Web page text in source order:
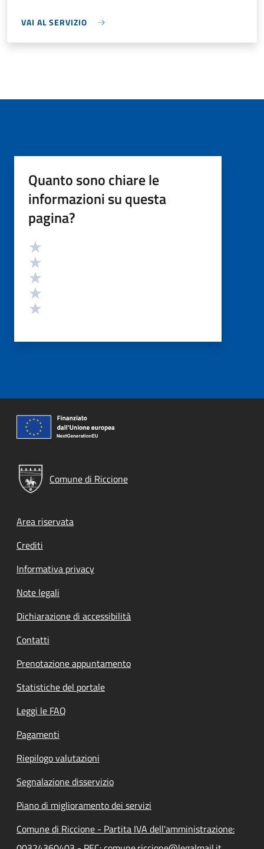
VAI AL SERVIZIO
Quanto sono chiare le
informazioni su questa
pagina?
Valutazione
Comune di Riccione
Footer menu
Area riservata
Crediti
Informativa privacy
Note legali
Dichiarazione di accessibilità
Contatti
Prenotazione appuntamento
Statistiche del portale
Leggi le FAQ
Pagamenti
Riepilogo valutazioni
Segnalazione disservizio
Piano di miglioramento dei servizi
Comune di Riccione - Partita IVA dell'amministrazione: